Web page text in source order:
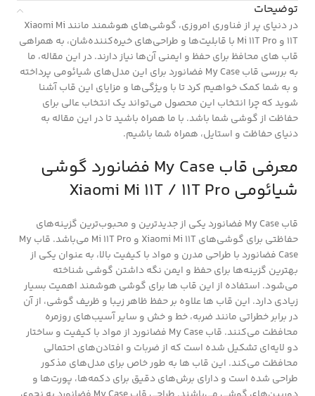
توضیحات
در دنیای پر از فناوری امروزی، گوشی‌های هوشمند مانند Xiaomi Mi
11T و Mi 11T Pro با قابلیت‌ها و طراحی‌های خیره‌کننده‌شان، به همراهی
قاب های محافظ برای حفظ و ایمنی آن‌ها نیاز دارند. در این مقاله، ما
به بررسی قاب My Case فضانورد برای این مدل‌های شیائومی پرداخته
و به شما کمک خواهیم کرد تا با ویژگی‌ها و مزایای این قاب آشنا
شوید که چرا انتخاب این محصول می‌تواند یک انتخاب عالی برای
حفاظت از گوشی شما باشد. با ما همراه باشید تا در این مقاله به
دنیای حفاظت و استایل، همراه شما باشیم.
معرفی قاب My Case فضانورد گوشی
شیائومی Xiaomi Mi 11T / 11T Pro
قاب My Case فضانورد یکی از جدیدترین و محبوب‌ترین گزینه‌های
حفاظتی برای گوشی‌های Xiaomi Mi 11T و Mi 11T Pro می‌باشد. قاب My
Case فضانورد با طراحی مدرن و مواد با کیفیت بالا، به عنوان یکی از
بهترین گزینه‌ها برای حفظ و ایمن نگه داشتن گوشی شناخته
می‌شود. استفاده از این قاب ها برای گوشی هوشمند اهمیت بسیار
زیادی دارد. این قاب ها علاوه بر حفظ ظاهر زیبا و ظریف گوشی، از آن
در برابر خطراتی مانند ضربه، خط و خش و سایر آسیب‌های روزمره
محافظت می‌کنند. قاب My Case فضانورد از مواد با کیفیت و ساختار
دو لایه‌ای تشکیل شده است که از ضربات و افتادن‌های احتمالی
محافظت می‌کند. این قاب ها به طور خاص برای مدل‌های مذکور
طراحی شده است و دارای برش‌های دقیق برای دکمه‌ها، پورت‌ها و